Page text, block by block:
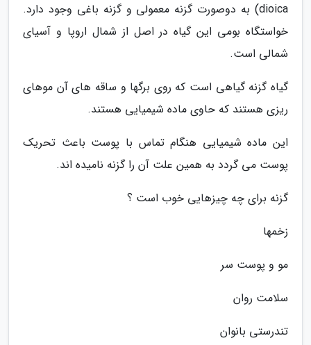
dioica) به دوصورت گزنه معمولی و گزنه باغی وجود دارد.
خواستگاه بومی این گیاه در اصل از شمال اروپا و آسیای
شمالی است.
گیاه گزنه گیاهی است که روی برگها و ساقه های آن موهای
ریزی هستند که حاوی ماده شیمیایی هستند.
این ماده شیمیایی هنگام تماس با پوست باعث تحریک
پوست می گردد به همین علت آن را گزنه نامیده اند.
گزنه برای چه چیزهایی خوب است ؟
زخمها
مو و پوست سر
سلامت روان
تندرستی بانوان